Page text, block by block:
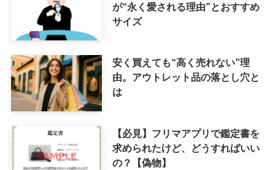
が“永く愛される理由”とおすすめ
サイズ
安く買えても“高く売れない”理
由。アウトレット品の落とし穴と
は
【必見】フリマアプリで鑑定書を
求められたけど、どうすればいい
の？【偽物】